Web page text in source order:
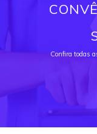
Confira todas